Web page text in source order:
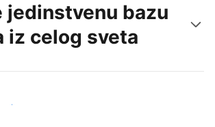
jedinstvenu bazu
iz celog sveta
goste već danas